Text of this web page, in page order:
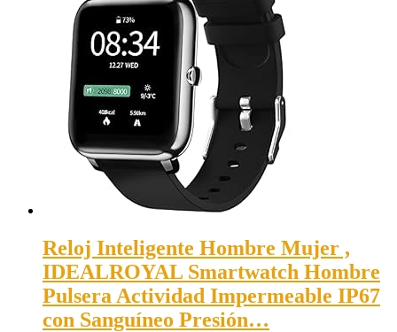
Reloj Inteligente Hombre Mujer ,
IDEALROYAL Smartwatch Hombre
Pulsera Actividad Impermeable IP67
con Sanguíneo Presión…